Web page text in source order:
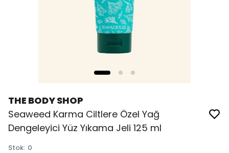
THE BODY SHOP
Seaweed Karma Ciltlere Özel Yağ
Dengeleyici Yüz Yıkama Jeli 125 ml
Stok: 0